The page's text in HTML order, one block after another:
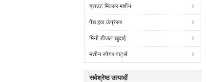
ग्राउट मिक्सर मशीन
पेंच हवा कंप्रेसर
मिनी डीजल खुदाई
मशीन स्पेयर पार्ट्स
सर्वश्रेष्ठ उत्पादों